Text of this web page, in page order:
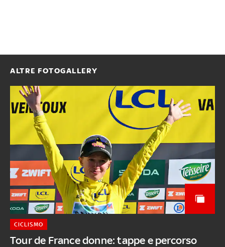
ALTRE FOTOGALLERY
Tour de France donne: tappe e percorso
CICLISMO